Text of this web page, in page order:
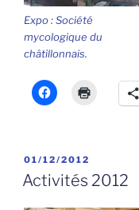
Expo : Société
mycologique du
châtillonnais.
PUBLIÉ
LE
01/12/2012
Activités 2012